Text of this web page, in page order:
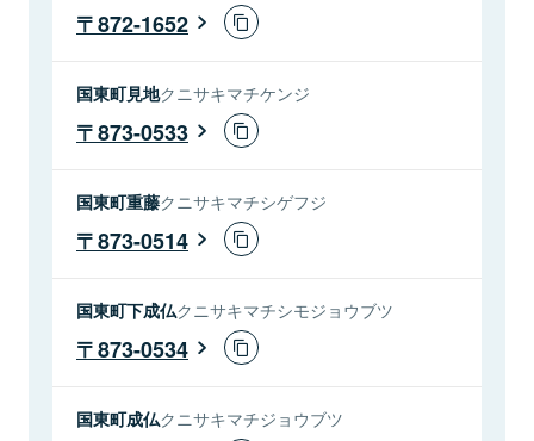
872-1652
国東町見地クニサキマチケンジ
873-0533
国東町重藤クニサキマチシゲフジ
873-0514
国東町下成仏クニサキマチシモジョウブツ
873-0534
国東町成仏クニサキマチジョウブツ